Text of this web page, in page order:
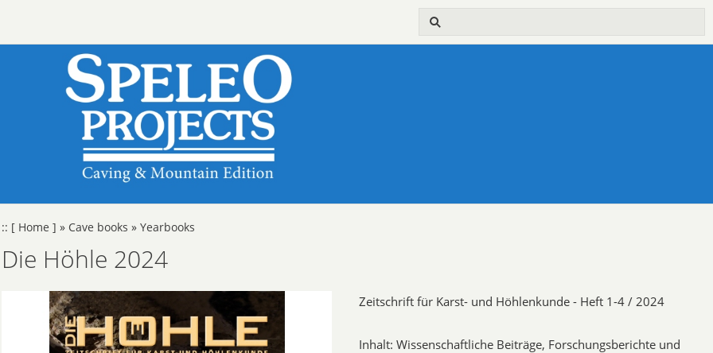
:: [ Home ] » Cave books » Yearbooks
Die Höhle 2024
Zeitschrift für Karst- und Höhlenkunde - Heft 1-4 / 2024
Inhalt: Wissenschaftliche Beiträge, Forschungsberichte und